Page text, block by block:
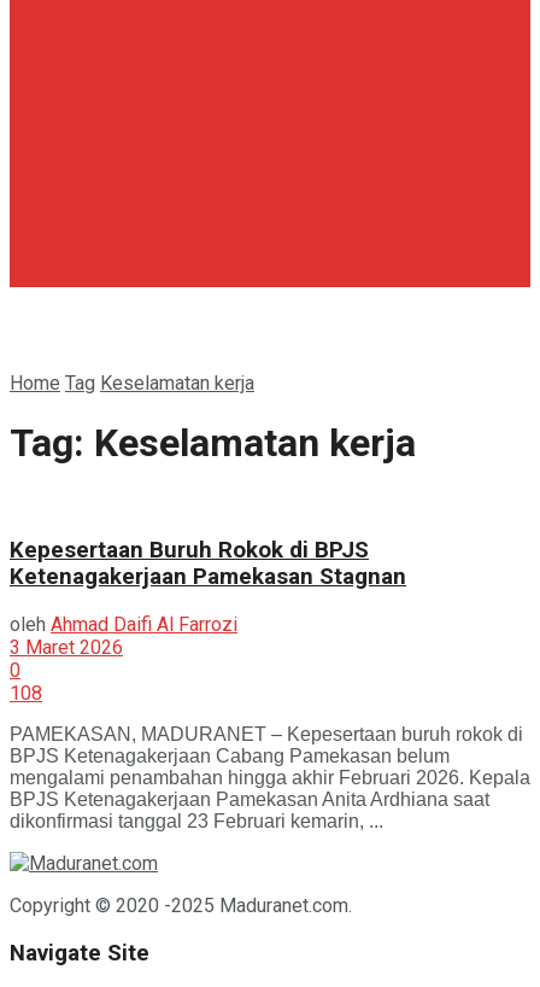
Home Tag Keselamatan kerja
Tag: Keselamatan kerja
Kepesertaan Buruh Rokok di BPJS
Ketenagakerjaan Pamekasan Stagnan
oleh Ahmad Daifi Al Farrozi
3 Maret 2026
0
108
PAMEKASAN, MADURANET – Kepesertaan buruh rokok di
BPJS Ketenagakerjaan Cabang Pamekasan belum
mengalami penambahan hingga akhir Februari 2026. Kepala
BPJS Ketenagakerjaan Pamekasan Anita Ardhiana saat
dikonfirmasi tanggal 23 Februari kemarin, ...
Copyright © 2020 -2025 Maduranet.com.
Navigate Site